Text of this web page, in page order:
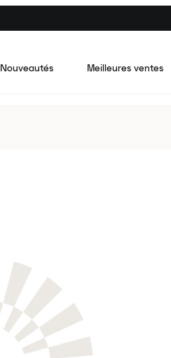
Nouveautés Meilleures ventes